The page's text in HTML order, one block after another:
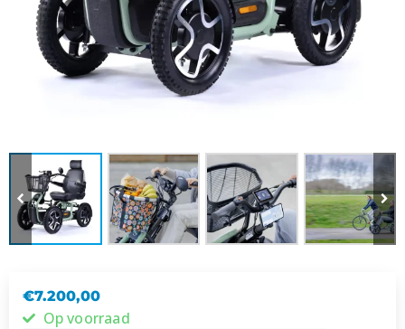
€7.200,00
Op voorraad